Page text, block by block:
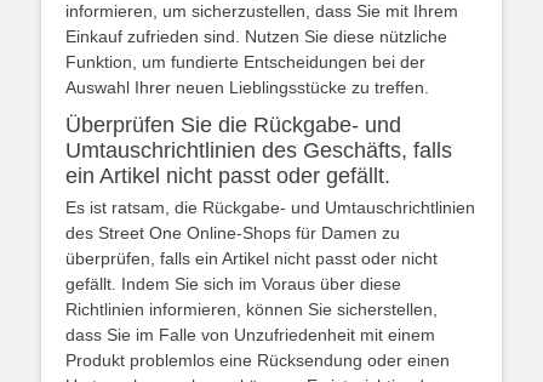
informieren, um sicherzustellen, dass Sie mit Ihrem
Einkauf zufrieden sind. Nutzen Sie diese nützliche
Funktion, um fundierte Entscheidungen bei der
Auswahl Ihrer neuen Lieblingsstücke zu treffen.
Überprüfen Sie die Rückgabe- und
Umtauschrichtlinien des Geschäfts, falls
ein Artikel nicht passt oder gefällt.
Es ist ratsam, die Rückgabe- und Umtauschrichtlinien
des Street One Online-Shops für Damen zu
überprüfen, falls ein Artikel nicht passt oder nicht
gefällt. Indem Sie sich im Voraus über diese
Richtlinien informieren, können Sie sicherstellen,
dass Sie im Falle von Unzufriedenheit mit einem
Produkt problemlos eine Rücksendung oder einen